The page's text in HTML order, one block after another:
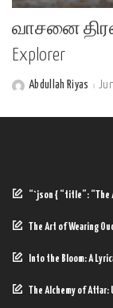
வாசனை
Explorer
PostedAbdullah Riyas
“`json { “title”: “The
The Art of Wearing
Into the Bloom: A
The Alchemy of Attar: